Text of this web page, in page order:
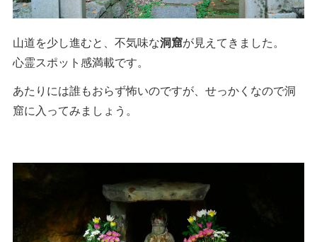
山道を少し進むと、不気味な洞窟が見えてきました。
心霊スポット感満載です。
あたりには誰もおらず怖いのですが、せっかくなので洞
窟に入ってみましょう。